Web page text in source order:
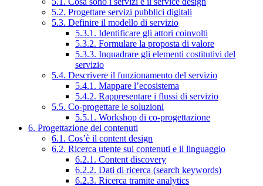
5.2. Progettare servizi pubblici digitali
5.3. Definire il modello di servizio
5.3.1. Identificare gli attori coinvolti
5.3.2. Formulare la proposta di valore
5.3.3. Inquadrare gli elementi costitutivi del
servizio
5.4. Descrivere il funzionamento del servizio
5.4.1. Mappare l’ecosistema
5.4.2. Rappresentare i flussi di servizio
5.5. Co-progettare le soluzioni
5.5.1. Workshop di co-progettazione
6. Progettazione dei contenuti
6.1. Cos’è il content design
6.2. Ricerca utente sui contenuti e il linguaggio
6.2.1. Content discovery
6.2.2. Dati di ricerca (search keywords)
6.2.3. Ricerca tramite analytics